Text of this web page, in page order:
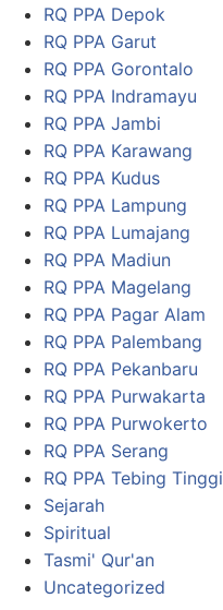
RQ PPA Depok
RQ PPA Garut
RQ PPA Gorontalo
RQ PPA Indramayu
RQ PPA Jambi
RQ PPA Karawang
RQ PPA Kudus
RQ PPA Lampung
RQ PPA Lumajang
RQ PPA Madiun
RQ PPA Magelang
RQ PPA Pagar Alam
RQ PPA Palembang
RQ PPA Pekanbaru
RQ PPA Purwakarta
RQ PPA Purwokerto
RQ PPA Serang
RQ PPA Tebing Tinggi
Sejarah
Spiritual
Tasmi' Qur'an
Uncategorized